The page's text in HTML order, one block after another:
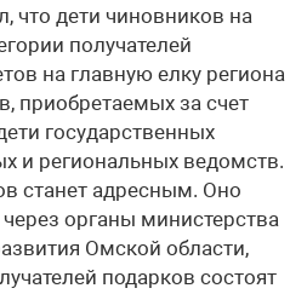
что дети чиновников на
получателей
на главную елку региона
приобретаемых за счет
государственных
и региональных ведомств.
станет адресным. Оно
органы министерства
Омской области,
подарков состоят